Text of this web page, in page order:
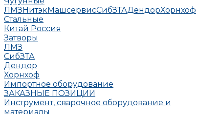
ЛМЗНитэкМашсервисСибЗТАДендорХорнхоф
Стальные
Китай Россия
Затворы
ЛМЗ
СибЗТА
Дендор
Хорнхоф
Импортное оборудование
ЗАКАЗНЫЕ ПОЗИЦИИ
Инструмент, сварочное оборудование и
материалы